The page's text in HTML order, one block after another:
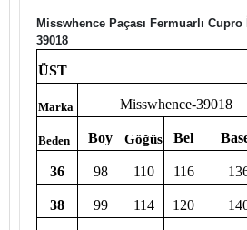
Misswhence Paçası Fermuarlı
39018
ÜST
Marka Misswhence-39018
Beden Boy Göğüs Bel
36 98 110 116
38 99 114 120